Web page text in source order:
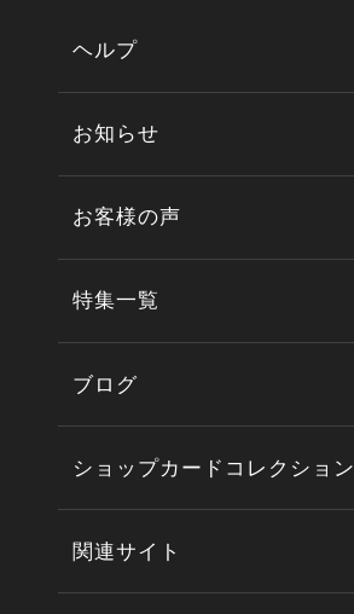
ヘルプ
お知らせ
お客様の声
特集一覧
ブログ
ショップカードコレクション
関連サイト